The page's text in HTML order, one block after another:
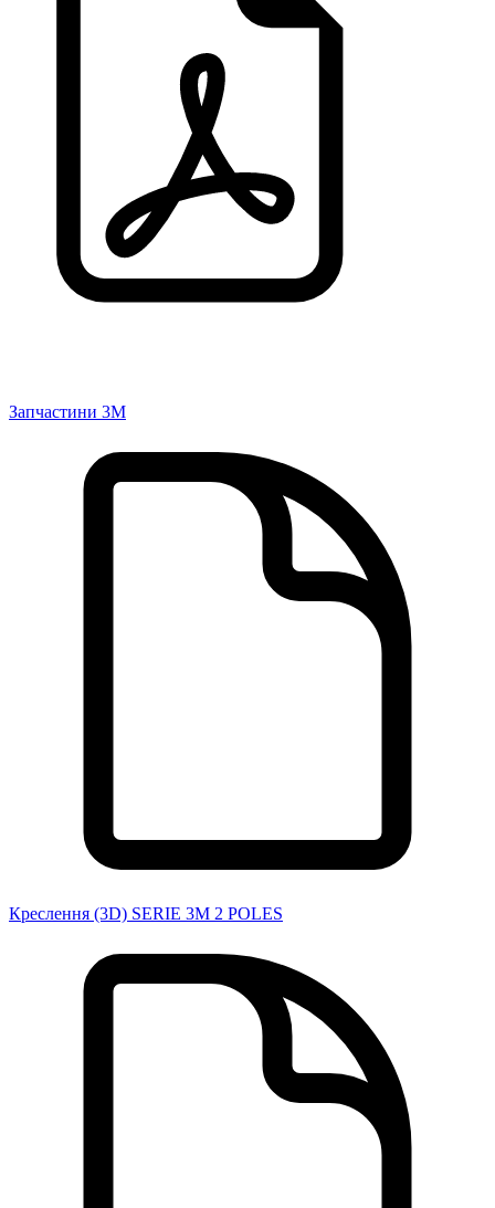
Запчастини 3M
Креслення (3D) SERIE 3M 2 POLES